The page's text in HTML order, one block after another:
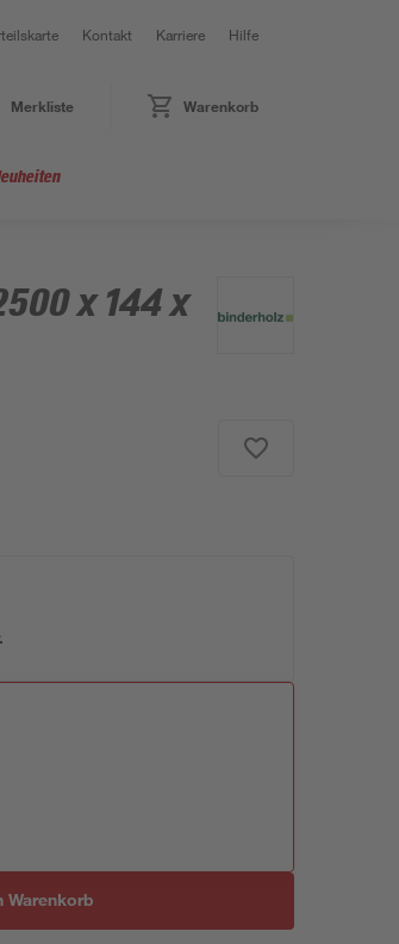
Kontakt Karriere Hilfe
Merkliste Warenkorb
x 144 x
Warenkorb